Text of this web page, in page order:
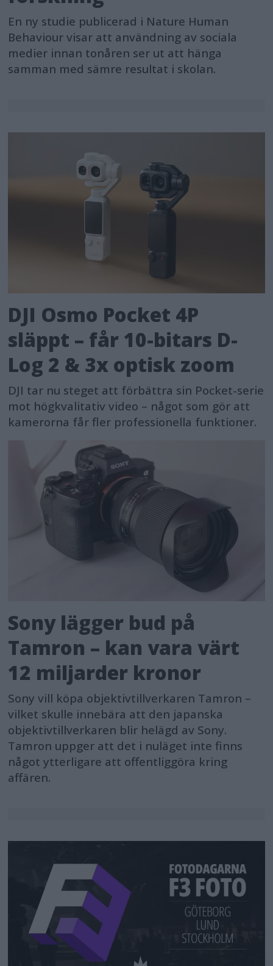
En ny studie publicerad i Nature Human
Behaviour visar att användning av sociala
medier innan tonåren ser ut att hänga
samman med sämre resultat i skolan.
DJI Osmo Pocket 4P
släppt – får 10-bitars D-
Log 2 & 3x optisk zoom
DJI tar nu steget att förbättra sin Pocket-serie
mot högkvalitativ video – något som gör att
kamerorna får fler professionella funktioner.
Sony lägger bud på
Tamron – kan vara värt
12 miljarder kronor
Sony vill köpa objektivtillverkaren Tamron –
vilket skulle innebära att den japanska
objektivtillverkaren blir helägd av Sony.
Tamron uppger att det i nuläget inte finns
något ytterligare att offentliggöra kring
affären.